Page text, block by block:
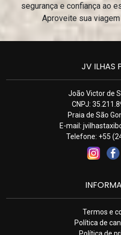
segurança e confiança ao
Aproveite sua
JV ILHAS
João Victor de
CNPJ:
Praia de São
E-mail:
Telefone: +55
Termos e
Política de